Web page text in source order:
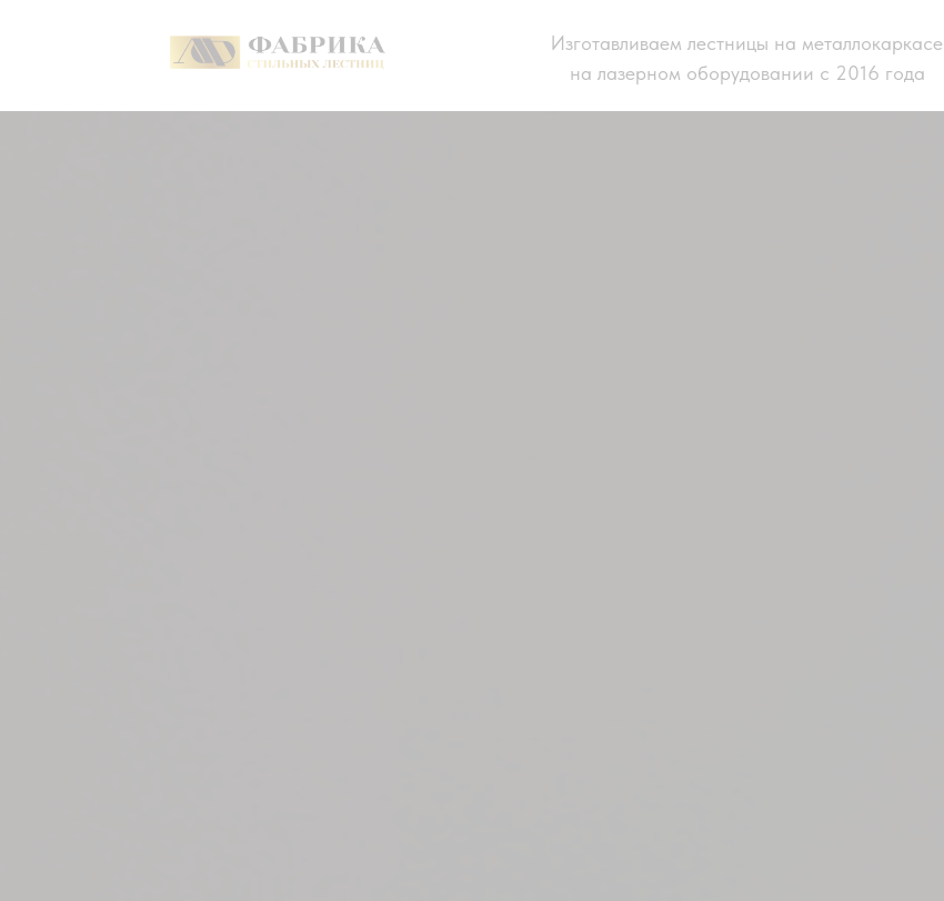
Изготавливаем лестницы на металлокаркасе
на лазерном оборудовании с 2016 года